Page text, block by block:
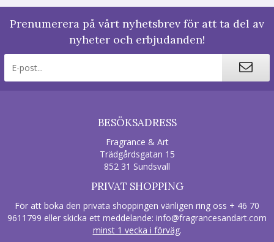
Prenumerera på vårt nyhetsbrev för att ta del av
nyheter och erbjudanden!
BESÖKSADRESS
Fragrance & Art
Trädgårdsgatan 15
852 31 Sundsvall
PRIVAT SHOPPING
För att boka den privata shoppingen vänligen ring oss + 46 70
9611799 eller skicka ett meddelande: info@fragrancesandart.com
minst 1 vecka i förväg.